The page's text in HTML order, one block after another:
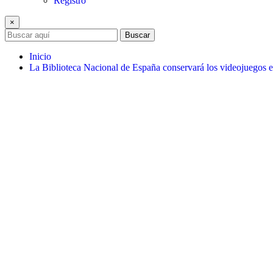
×
Buscar
Inicio
La Biblioteca Nacional de España conservará los videojuegos